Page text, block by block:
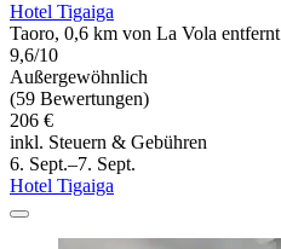
Hotel Tigaiga
Taoro, 0,6 km von La Vola entfernt
9,6/10
Außergewöhnlich
(59 Bewertungen)
206 €
inkl. Steuern & Gebühren
6. Sept.–7. Sept.
Hotel Tigaiga